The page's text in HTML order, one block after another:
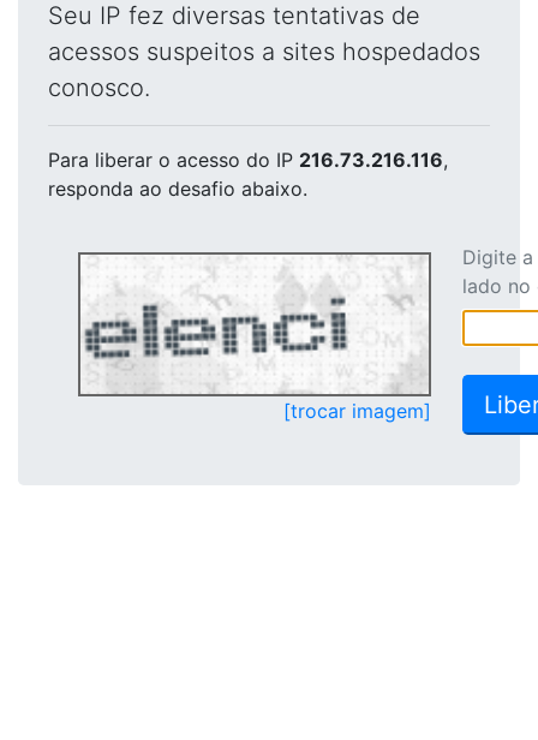
Seu IP fez diversas tentativas de
acessos suspeitos a sites hospedados
conosco.
Para liberar o acesso do IP 216.73.216.116,
responda ao desafio abaixo.
[trocar imagem]
Digite
lado no